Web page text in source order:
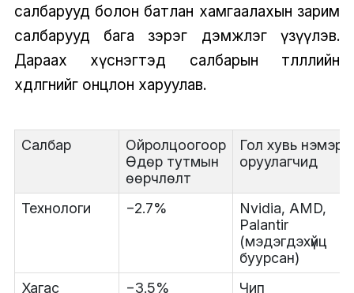
салбарууд болон батлан хамгаалахын зарим
салбарууд бага зэрэг дэмжлэг үзүүлэв.
Дараах хүснэгтэд салбарын төлөөллийн
хөдөлгөөнийг онцлон харуулав.
Салбар
Ойролцоогоор
Өдөр тутмын
өөрчлөлт
Гол хувь нэмэр
оруулагчид
Технологи −2.7%
Nvidia, AMD,
Palantir
(мэдэгдэхүйц
буурсан)
Хагас
−3.5% Чип